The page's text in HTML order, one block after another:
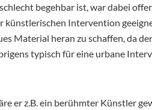
begehbar ist, war dabei
künstlerischen Intervention
Material heran zu schaffen, da
typisch für eine urbane
er z.B. ein berühmter Künstler